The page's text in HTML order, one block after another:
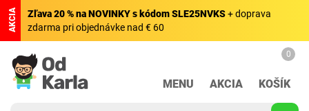
AKCIA Zľava 20 % na NOVINKY s kódom SLE25NVKS+ doprava
zdarma pri objednávke nad € 60
MENU AKCIA
0
KOŠÍK